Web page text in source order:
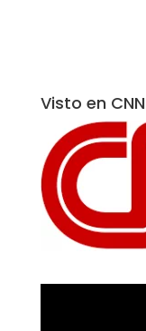
Visto en